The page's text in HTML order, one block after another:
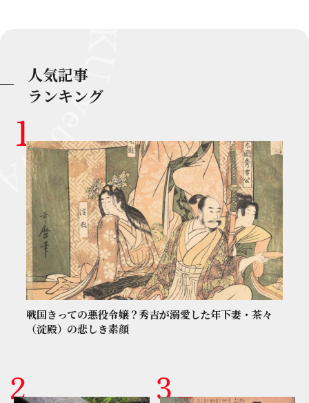
人気記事
ランキング
戦国きっての悪役令嬢？秀吉が溺愛した年下妻・茶々
（淀殿）の悲しき素顔